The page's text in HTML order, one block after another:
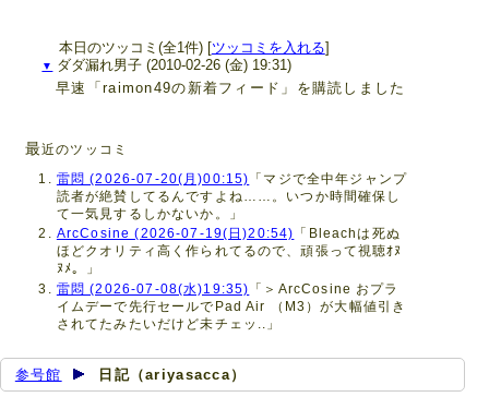
本日のツッコミ(全1件) [ツッコミを入れる]
▼ ダダ漏れ男子 (2010-02-26 (金) 19:31)
早速「raimon49の新着フィード」を購読しました
最近のツッコミ
雷悶 (2026-07-20(月)00:15)
「マジで全中年ジャンプ
読者が絶賛してるんですよね……。いつか時間確保し
て一気見するしかないか。」
ArcCosine (2026-07-19(日)20:54)
「Bleachは死ぬ
ほどクオリティ高く作られてるので、頑張って視聴ｵﾇ
ﾇﾒ。」
雷悶 (2026-07-08(水)19:35)
「＞ArcCosine おプラ
イムデーで先行セールでPad Air （M3）が大幅値引き
されてたみたいだけど未チェッ..」
参号館 日記（ariyasacca）